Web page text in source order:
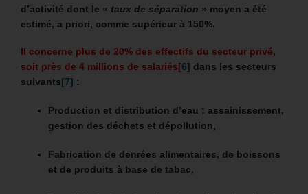
d’activité dont le « taux de séparation » moyen a été
estimé, a priori, comme supérieur à 150%.
Il concerne plus de 20% des effectifs du secteur privé,
soit près de 4 millions de salariés[6] dans les secteurs
suivants[7] :
Production et distribution d’eau ; assainissement,
gestion des déchets et dépollution,
Fabrication de denrées alimentaires, de boissons
et de produits à base de tabac,